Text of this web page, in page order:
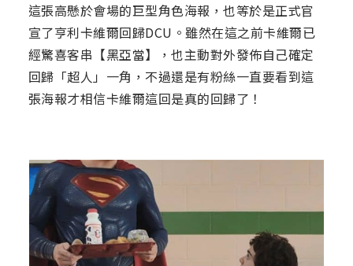
這張高懸於會場的巨型角色海報，也等於是正式官
宣了亨利卡維爾回歸DCU。雖然在這之前卡維爾已
經驚喜客串【黑亞當】，也主動對外發佈自己確定
回歸「超人」一角，不過還是有粉絲一直要看到這
張海報才相信卡維爾這回是真的回歸了！